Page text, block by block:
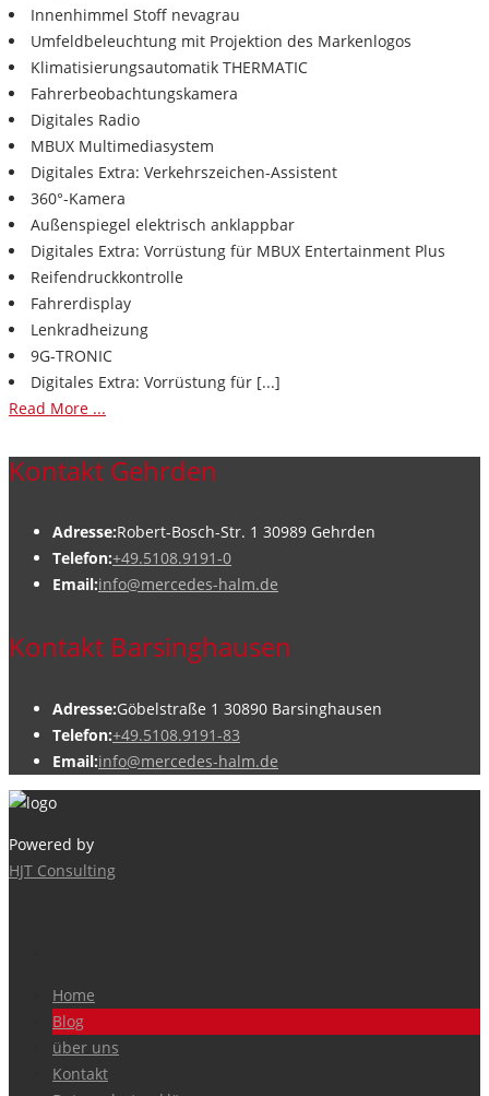
Innenhimmel Stoff nevagrau
Umfeldbeleuchtung mit Projektion des Markenlogos
Klimatisierungsautomatik THERMATIC
Fahrerbeobachtungskamera
Digitales Radio
MBUX Multimediasystem
Digitales Extra: Verkehrszeichen-Assistent
360°-Kamera
Außenspiegel elektrisch anklappbar
Digitales Extra: Vorrüstung für MBUX Entertainment Plus
Reifendruckkontrolle
Fahrerdisplay
Lenkradheizung
9G-TRONIC
Digitales Extra: Vorrüstung für [...]
Read More ...
Kontakt Gehrden
Adresse:Robert-Bosch-Str. 1 30989 Gehrden
Telefon:+49.5108.9191-0
Email:info@mercedes-halm.de
Kontakt Barsinghausen
Adresse:Göbelstraße 1 30890 Barsinghausen
Telefon:+49.5108.9191-83
Email:info@mercedes-halm.de
Powered by
HJT Consulting
Home
Blog
über uns
Kontakt